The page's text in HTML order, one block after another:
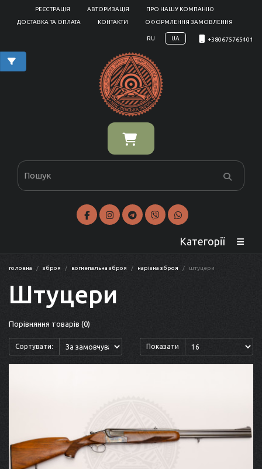
РЕЄСТРАЦІЯ АВТОРИЗАЦІЯ
ПРО НАШУ КОМПАНІЮ
ДОСТАВКА ТА ОПЛАТА
КОНТАКТИ ОФОРМЛЕННЯ ЗАМОВЛЕННЯ
RU UA +380675765401
Категорії
головна зброя вогнепальна зброя нарізна зброя штуцери
Штуцери
Порівняння товарів (0)
Сортувати: Показати